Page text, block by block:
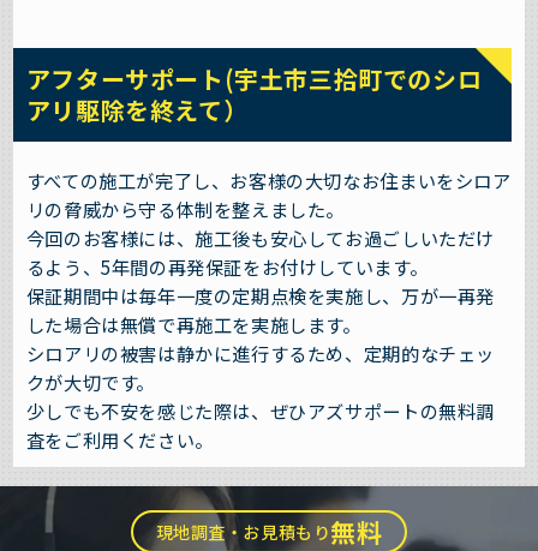
アフターサポート(宇土市三拾町でのシロ
アリ駆除を終えて）
すべての施工が完了し、お客様の大切なお住まいをシロア
リの脅威から守る体制を整えました。
今回のお客様には、施工後も安心してお過ごしいただけ
るよう、5年間の再発保証をお付けしています。
保証期間中は毎年一度の定期点検を実施し、万が一再発
した場合は無償で再施工を実施します。
シロアリの被害は静かに進行するため、定期的なチェッ
クが大切です。
少しでも不安を感じた際は、ぜひアズサポートの無料調
査をご利用ください。
現地調査・お見積もり無料